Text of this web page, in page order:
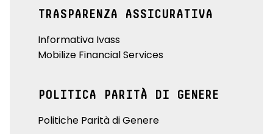
TRASPARENZA ASSICURATIVA
Informativa Ivass
Mobilize Financial Services
POLITICA PARITÀ DI GENERE
Politiche Parità di Genere